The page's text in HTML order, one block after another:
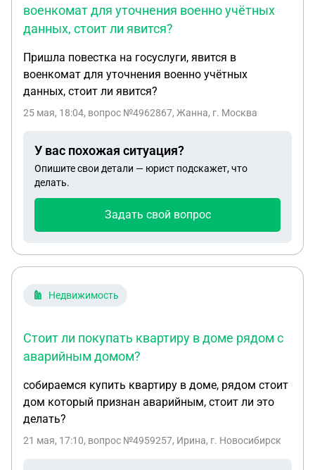
военкомат для уточнения военно учётных
данных, стоит ли явится?
Пришла повестка на госуслуги, явится в
военкомат для уточнения военно учётных
данных, стоит ли явится?
25 мая, 18:04, вопрос №4962867, Жанна, г. Москва
У вас похожая ситуация?
Опишите свои детали — юрист подскажет, что
делать.
Задать свой вопрос
Недвижимость
Стоит ли покупать квартиру в доме рядом с
аварийным домом?
собираемся купить квартиру в доме, рядом стоит
дом который признан аварийным, стоит ли это
делать?
21 мая, 17:10, вопрос №4959257, Ирина, г. Новосибирск